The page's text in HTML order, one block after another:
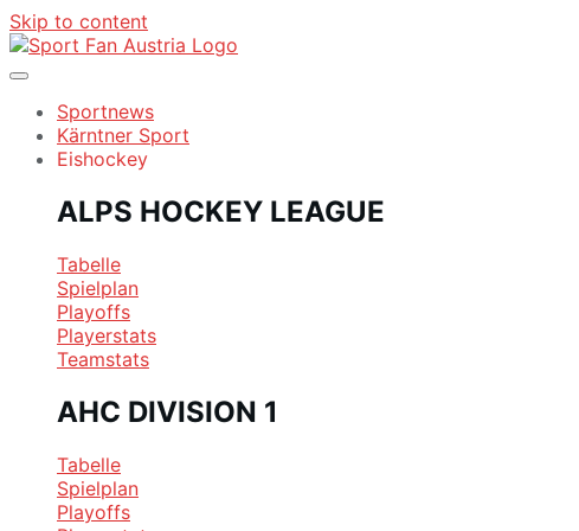
Skip to content
Sportnews
Kärntner Sport
Eishockey
ALPS HOCKEY LEAGUE
Tabelle
Spielplan
Playoffs
Playerstats
Teamstats
AHC DIVISION 1
Tabelle
Spielplan
Playoffs